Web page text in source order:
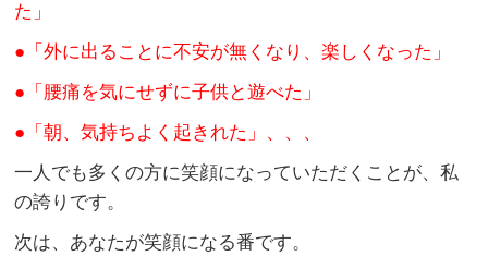
た」
●「外に出ることに不安が無くなり、楽しくなった」
●「腰痛を気にせずに子供と遊べた」
●「朝、気持ちよく起きれた」、、、
一人でも多くの方に笑顔になっていただくことが、私
の誇りです。
次は、あなたが笑顔になる番です。